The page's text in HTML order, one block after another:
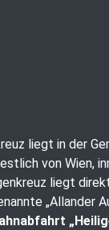
liegt in der
von Wien,
liegt
„Allander